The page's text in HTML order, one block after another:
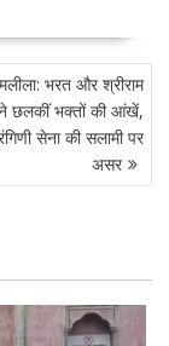
भरत और श्रीराम
छलकीं भक्तों की आंखें,
सेना की सलामी पर
असर